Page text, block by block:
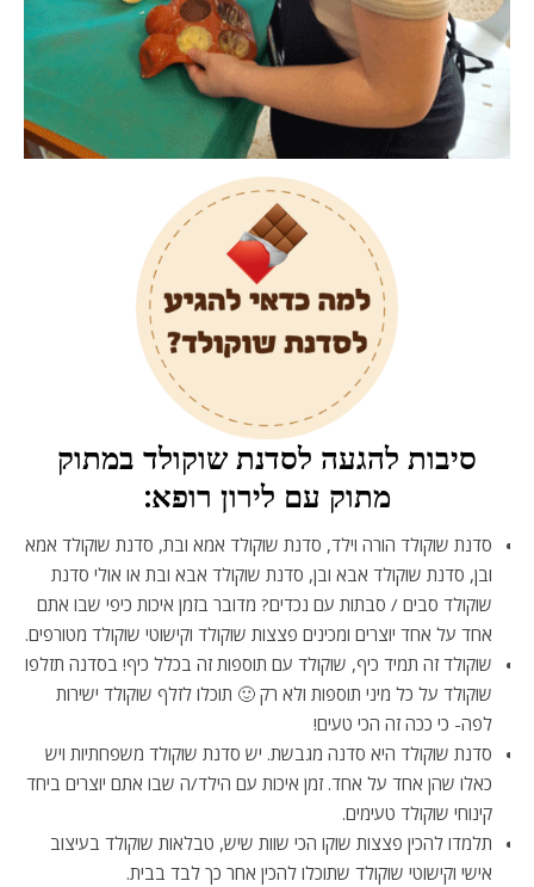
סיבות להגעה לסדנת שוקולד במתוק
מתוק עם לירון רופא:
סדנת שוקולד הורה וילד, סדנת שוקולד אמא ובת, סדנת שוקולד אמא
ובן, סדנת שוקולד אבא ובן, סדנת שוקולד אבא ובת או אולי סדנת
שוקולד סבים / סבתות עם נכדים? מדובר בזמן איכות כיפי שבו אתם
אחד על אחד יוצרים ומכינים פצצות שוקולד וקישוטי שוקולד מטורפים.
שוקולד זה תמיד כיף, שוקולד עם תוספות זה בכלל כיף! בסדנה תזלפו
שוקולד על כל מיני תוספות ולא רק 🙂 תוכלו לזלף שוקולד ישירות
לפה- כי ככה זה הכי טעים!
סדנת שוקולד היא סדנה מגבשת. יש סדנת שוקולד משפחתיות ויש
כאלו שהן אחד על אחד. זמן איכות עם הילד/ה שבו אתם יוצרים ביחד
קינוחי שוקולד טעימים.
תלמדו להכין פצצות שוקו הכי שוות שיש, טבלאות שוקולד בעיצוב
אישי וקישוטי שוקולד שתוכלו להכין אחר כך לבד בבית.